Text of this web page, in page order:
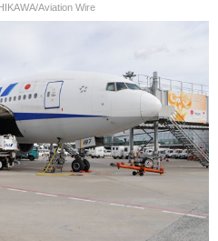
Aviation Wire